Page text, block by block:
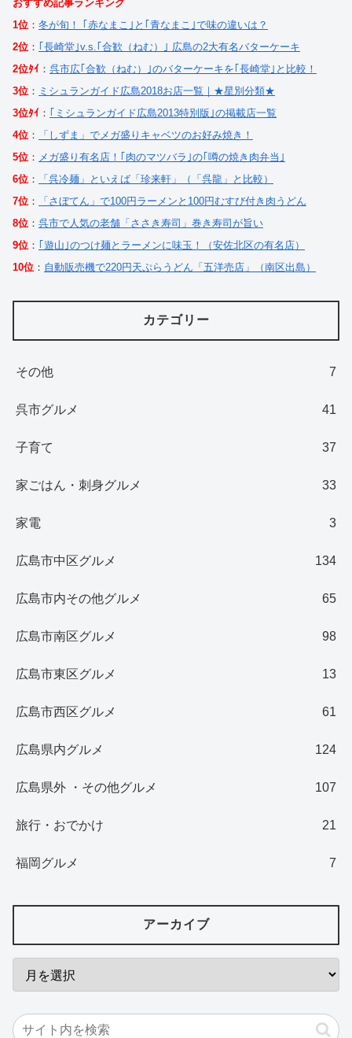
おすすめ記事ランキング
1位 ： 冬が旬！ ｢赤なまこ｣と｢青なまこ｣で味の違いは？
2位 ： ｢長崎堂｣v.s.｢合歓（ねむ）｣ 広島の2大有名バターケーキ
2位ﾀｲ ： 呉市広｢合歓（ねむ）｣のバターケーキを｢長崎堂｣と比較！
3位 ： ミシュランガイド広島2018お店一覧｜★星別分類★
3位ﾀｲ ： ｢ミシュランガイド広島2013特別版｣の掲載店一覧
4位 ：
「しずま」でメガ盛りキャベツのお好み焼き！
5位 ： メガ盛り有名店！｢肉のマツバラ｣の｢噂の焼き肉弁当｣
6位 ：
「呉冷麺」といえば「珍来軒」（「呉龍」と比較）
7位 ：
「さぼてん」で100円ラーメンと100円むすび付き肉うどん
8位 ： 呉市で人気の老舗「ささき寿司」巻き寿司が旨い
9位 ： ｢遊山｣のつけ麺とラーメンに味玉！（安佐北区の有名店）
10位 ： 自動販売機で220円天ぷらうどん「五洋売店」（南区出島）
カテゴリー
その他 7
呉市グルメ 41
子育て 37
家ごはん・刺身グルメ 33
家電 3
広島市中区グルメ 134
広島市内その他グルメ 65
広島市南区グルメ 98
広島市東区グルメ 13
広島市西区グルメ 61
広島県内グルメ 124
広島県外 ・その他グルメ 107
旅行・おでかけ 21
福岡グルメ 7
アーカイブ